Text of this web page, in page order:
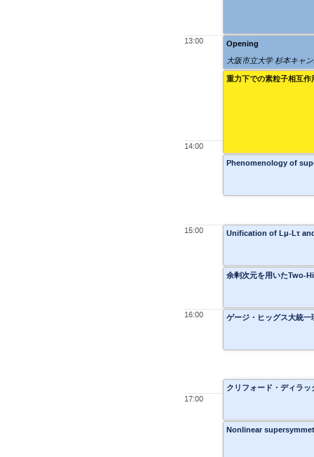
13:00
14:00
15:00
16:00
17:00
Opening
大阪市立大学 杉本キャ
重力下での素粒子相互
Phenomenology of
Unification of Lμ-Lτ
余剰次元を用いたTwo-
ゲージ・ヒッグス大統
クリフォード・ディラ
Nonlinear